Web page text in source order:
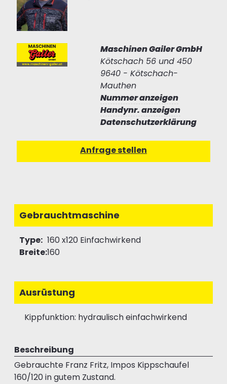
Maschinen Gailer GmbH
Kötschach 56 und 450
9640 - Kötschach-
Mauthen
Nummer anzeigen
Handynr. anzeigen
Datenschutzerklärung
Gebrauchtmaschine
Type: 160 x120 Einfachwirkend
Breite:160
Ausrüstung
Kippfunktion: hydraulisch einfachwirkend
Beschreibung
Gebrauchte Franz Fritz, Impos Kippschaufel
160/120 in gutem Zustand.